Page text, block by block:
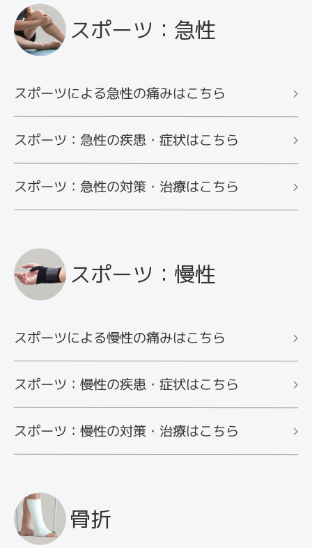
スポーツ：急性
スポーツによる急性の痛みはこちら
スポーツ：急性の疾患・症状はこちら
スポーツ：急性の対策・治療はこちら
スポーツ：慢性
スポーツによる慢性の痛みはこちら
スポーツ：慢性の疾患・症状はこちら
スポーツ：慢性の対策・治療はこちら
骨折